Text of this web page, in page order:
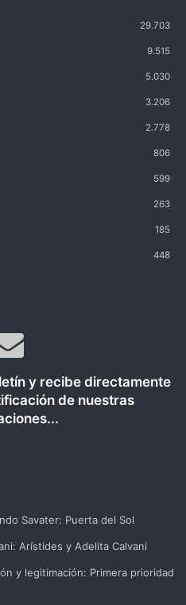
29.703
9.515
5.030
3.206
2.778
806
599
263
185
448
y recibe directamente
de nuestras
Savater: Puerta del Sol
Arístides y Adelita Calvani
y legitimación: Primera prioridad